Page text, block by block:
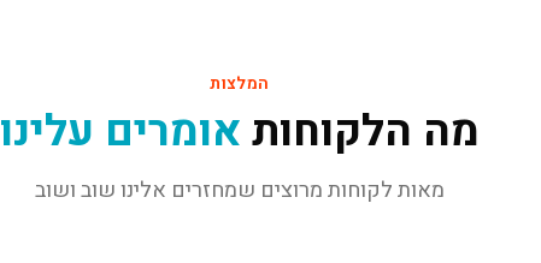
המלצות
מה הלקוחותאומרים עלינו
מאות לקוחות מרוצים שמחזרים אלינו שוב ושוב